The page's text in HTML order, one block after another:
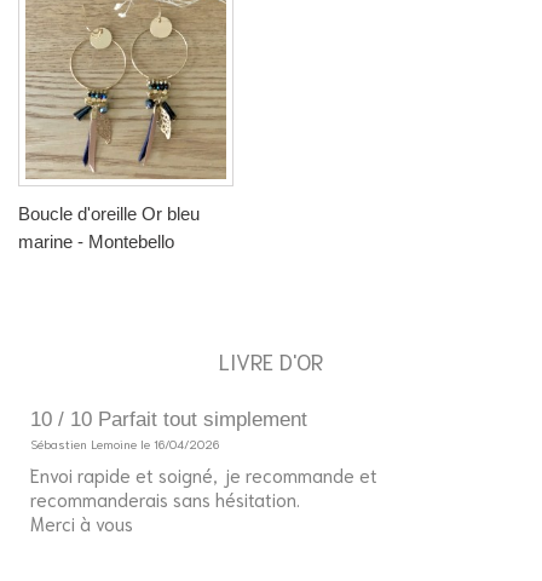
Boucle d'oreille Or bleu
marine - Montebello
LIVRE D'OR
10 / 10 Parfait tout simplement
Sébastien Lemoine le 16/04/2026
Envoi rapide et soigné, je recommande et
recommanderais sans hésitation.
Merci à vous